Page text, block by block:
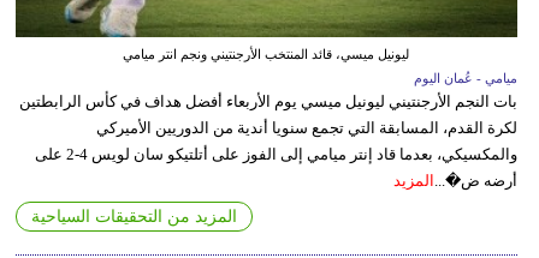
ليونيل ميسي، قائد المنتخب الأرجنتيني ونجم انتر ميامي
ميامي - عُمان اليوم
بات النجم الأرجنتيني ليونيل ميسي يوم الأربعاء أفضل هداف في كأس الرابطتين
لكرة القدم، المسابقة التي تجمع سنويا أندية من الدوريين الأميركي
والمكسيكي، بعدما قاد إنتر ميامي إلى الفوز على أتلتيكو سان لويس 4-2 على
أرضه ض�... المزيد
المزيد من التحقيقات السياحية